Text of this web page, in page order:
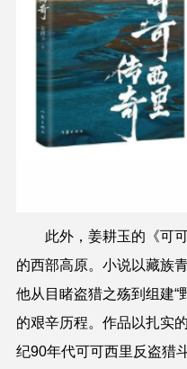
此外，姜耕玉的《可可
的西部高原。小说以藏族
他从目睹盗猎之殇到组建“
的艰辛历程。作品以扎实
纪90年代可可西里反盗猎